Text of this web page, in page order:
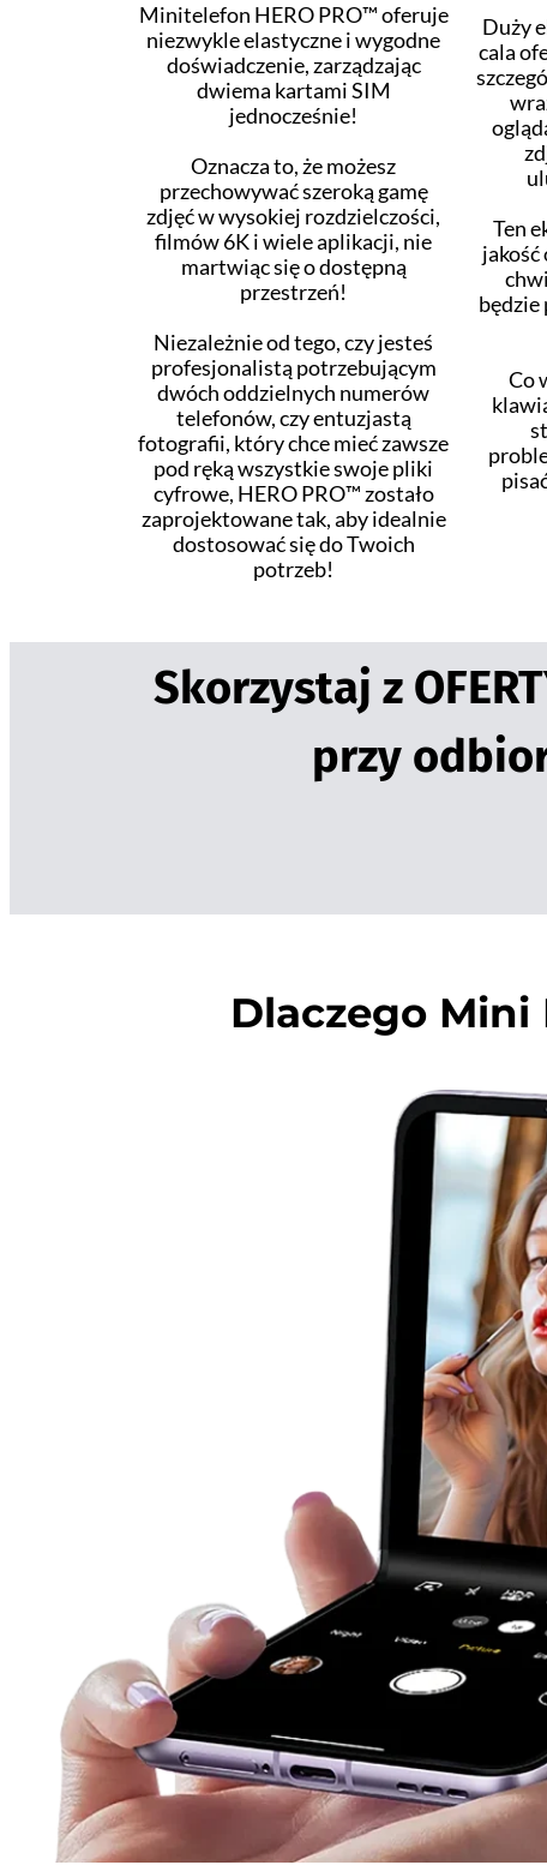
Minitelefon HERO PRO™ oferuje
niezwykle elastyczne i wygodne
doświadczenie, zarządzając
dwiema kartami SIM
jednocześnie!
Oznacza to, że możesz
przechowywać szeroką gamę
zdjęć w wysokiej rozdzielczości,
filmów 6K i wiele aplikacji, nie
martwiąc się o dostępną
przestrzeń!
Niezależnie od tego, czy jesteś
profesjonalistą potrzebującym
dwóch oddzielnych numerów
telefonów, czy entuzjastą
fotografii, który chce mieć zawsze
pod ręką wszystkie swoje pliki
cyfrowe, HERO PRO™ zostało
zaprojektowane tak, aby idealnie
dostosować się do Twoich
potrzeb!
Duży
cala
Ten
jakość
będzie
Co
Skorzystaj z
przy
Dlaczego